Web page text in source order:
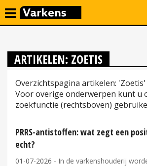
ARTIKELEN: ZOETIS
Overzichtspagina artikelen: 'Zoetis'
Voor overige onderwerpen kunt u
zoekfunctie (rechtsboven)
PRRS-antistoffen: wat zegt een
echt?
01-07-2026 - In de varkenshouderij